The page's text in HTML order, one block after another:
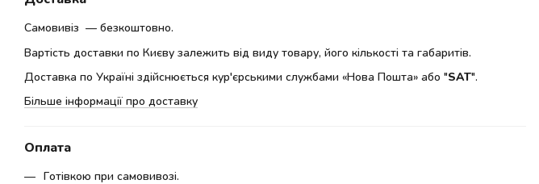
Самовивіз — безкоштовно.
Вартість доставки по Києву залежить від виду товару, його кількості та габаритів.
Доставка по Україні здійснюється кур'єрськими службами «Нова Пошта» або "SAT".
Більше інформації про доставку
Оплата
Готівкою при самовивозі.